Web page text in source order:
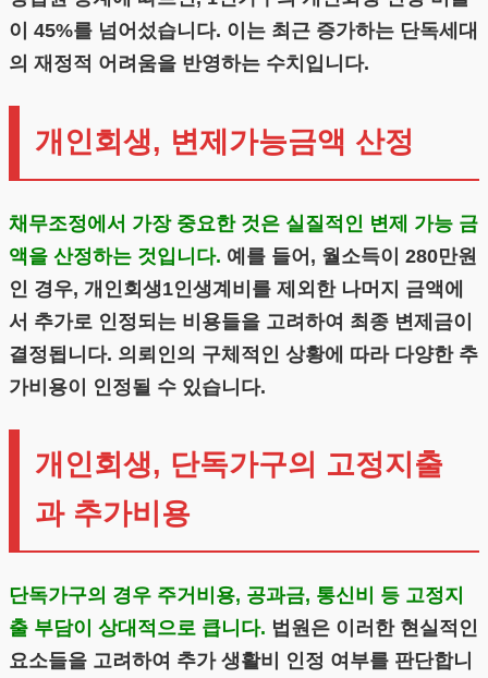
이 45%를 넘어섰습니다. 이는 최근 증가하는 단독세대
의 재정적 어려움을 반영하는 수치입니다.
개인회생, 변제가능금액 산정
채무조정에서 가장 중요한 것은 실질적인 변제 가능 금
액을 산정하는 것입니다. 예를 들어, 월소득이 280만원
인 경우, 개인회생1인생계비를 제외한 나머지 금액에
서 추가로 인정되는 비용들을 고려하여 최종 변제금이
결정됩니다. 의뢰인의 구체적인 상황에 따라 다양한 추
가비용이 인정될 수 있습니다.
개인회생, 단독가구의 고정지출
과 추가비용
단독가구의 경우 주거비용, 공과금, 통신비 등 고정지
출 부담이 상대적으로 큽니다. 법원은 이러한 현실적인
요소들을 고려하여 추가 생활비 인정 여부를 판단합니